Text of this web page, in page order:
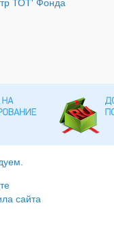
сайта